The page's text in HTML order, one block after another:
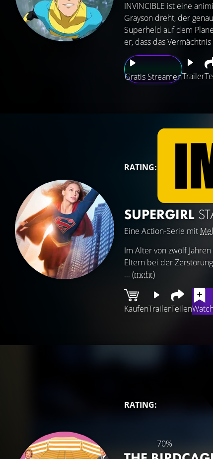
Gratis StreamenTrailer
INVINCIBLE ist eine
Grayson dreht, der
Superheld auf dem
er, dass das
RATING:
SUPERGIRL
Eine Action-Serie mit
KaufenTrailerTeilen
Im Alter von zwölf
Eltern bei der
... (mehr)
RATING:
70%